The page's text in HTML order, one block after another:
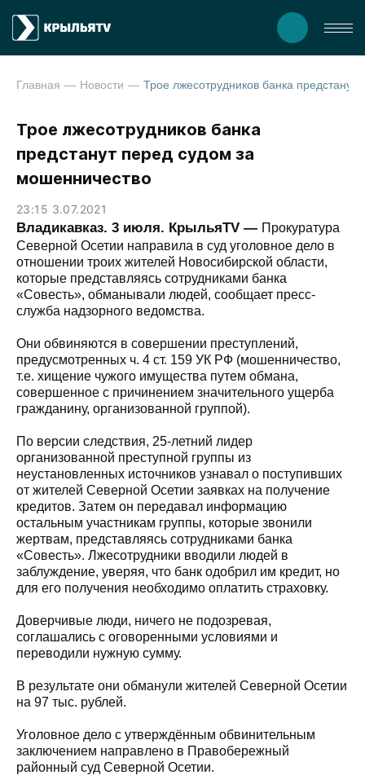
Главная Новости
Трое лжесотрудников банка
предстанут перед судом за
мошенничество
23:15 3.07.2021
Владикавказ. 3 июля. КрыльяTV — Прокуратура
Северной Осетии направила в суд уголовное дело в
отношении троих жителей Новосибирской области,
которые представляясь сотрудниками банка
«Совесть», обманывали людей, сообщает пресс-
служба надзорного ведомства.
Они обвиняются в совершении преступлений,
предусмотренных ч. 4 ст. 159 УК РФ (мошенничество,
т.е. хищение чужого имущества путем обмана,
совершенное с причинением значительного ущерба
гражданину, организованной группой).
По версии следствия, 25-летний лидер
организованной преступной группы из
неустановленных источников узнавал о поступивших
от жителей Северной Осетии заявках на получение
кредитов. Затем он передавал информацию
остальным участникам группы, которые звонили
жертвам, представляясь сотрудниками банка
«Совесть». Лжесотрудники вводили людей в
заблуждение, уверяя, что банк одобрил им кредит, но
для его получения необходимо оплатить страховку.
Доверчивые люди, ничего не подозревая,
соглашались с оговоренными условиями и
переводили нужную сумму.
В результате они обманули жителей Северной Осетии
на 97 тыс. рублей.
Уголовное дело с утверждённым обвинительным
заключением направлено в Правобережный
районный суд Северной Осетии.